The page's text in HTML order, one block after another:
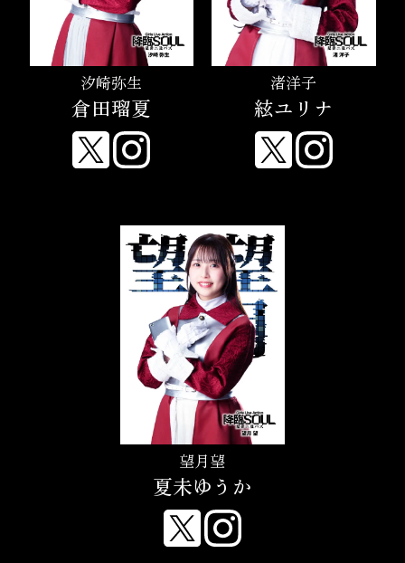
汐崎弥生
倉田瑠夏
渚洋子
絃ユリナ
望月望
夏未ゆうか